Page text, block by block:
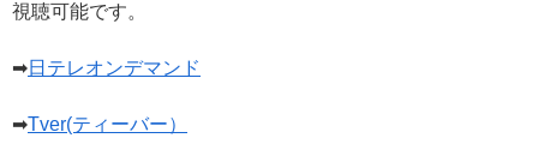
視聴可能です。
➡日テレオンデマンド
➡Tver(ティーバー）